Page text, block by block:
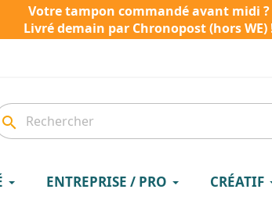
Votre tampon commandé avant midi ?
Livré demain par Chronopost (hors WE)
search
ENTREPRISE / PRO CRÉATIF